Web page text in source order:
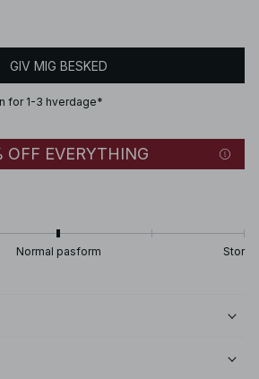
GIV MIG BESKED
for 1-3 hverdage*
OFF EVERYTHING
Normal pasform Stor